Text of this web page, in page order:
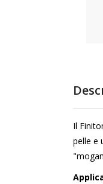
della
Il
pelle e